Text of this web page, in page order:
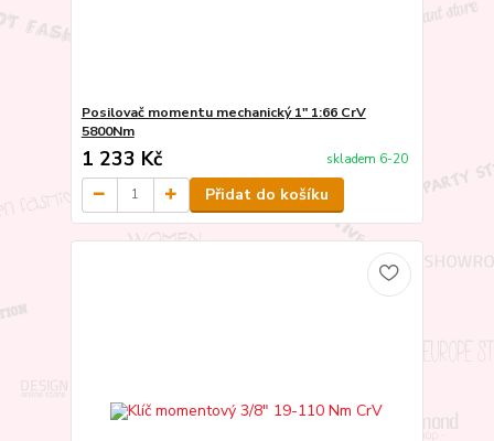
Posilovač momentu mechanický 1" 1:66 CrV
5800Nm
1 233 Kč skladem 6-20
Přidat do košíku